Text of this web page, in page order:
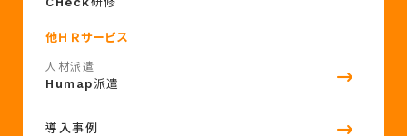
他ＨＲサービス
人材派遣
Humap 派遣
導入事例